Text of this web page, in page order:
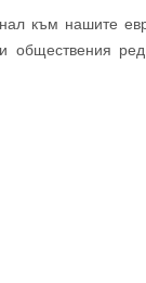
към нашите
обществения